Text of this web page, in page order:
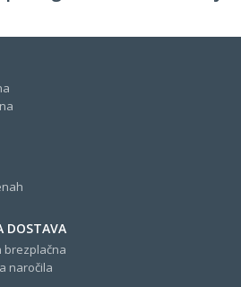
DOSTAVA
brezplačna
naročila